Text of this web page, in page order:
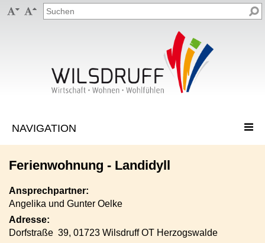
 
Ferienwohnung - Landidyll
Ansprechpartner:
Angelika und Gunter Oelke
Adresse:
Dorfstraße 39, 01723 Wilsdruff OT Herzogswalde